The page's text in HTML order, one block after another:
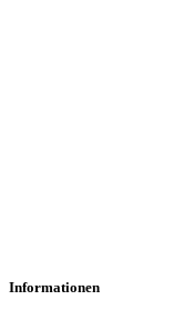
Informationen